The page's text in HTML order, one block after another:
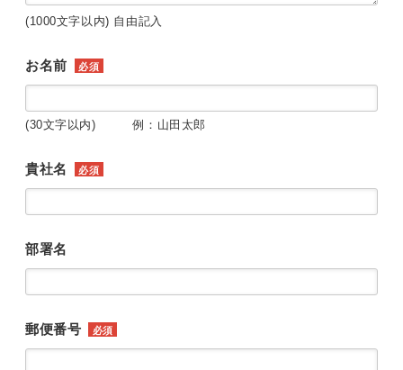
(1000文字以内) 自由記入
お名前 必須
(30文字以内) 例：山田太郎
貴社名 必須
部署名
郵便番号 必須